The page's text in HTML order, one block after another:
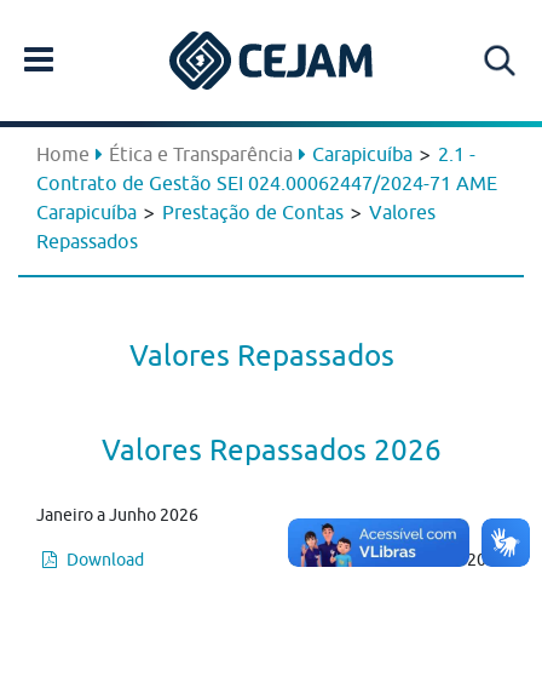
Home Ética e Transparência Carapicuíba > 2.1 -
Contrato de Gestão SEI 024.00062447/2024-71 AME
Carapicuíba > Prestação de Contas > Valores
Repassados
Valores Repassados
Valores Repassados 2026
Janeiro a Junho 2026
Download Publicado em:30-07-2026